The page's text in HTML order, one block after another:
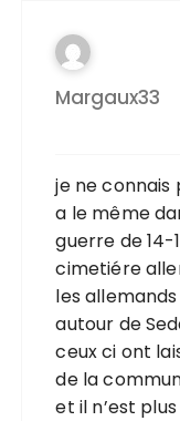
Margaux33
je ne connais
a le même
guerre de 14-
cimetiére
les allemands
autour de
ceux ci ont
de la
et il n’est